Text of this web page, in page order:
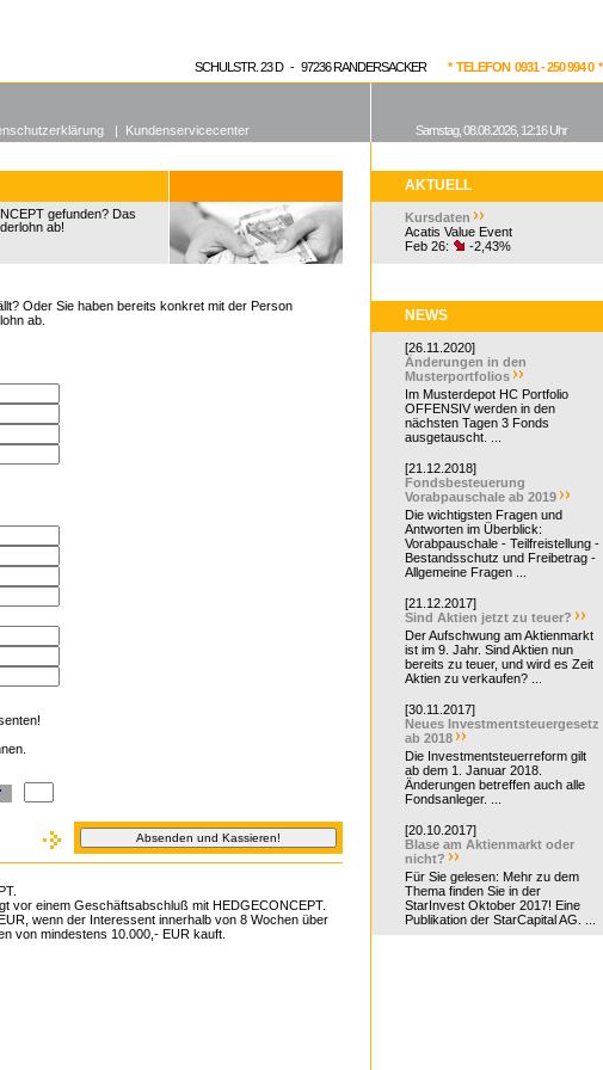
SCHULSTR. 23 D - 97236 RANDERSACKER * TELEFON 0931 - 250 994 0 *
gefunden? Das
ab!
Oder Sie haben bereits konkret mit der Person
ab.
vor einem Geschäftsabschluß mit HEDGECONCEPT.
wenn der Interessent innerhalb von 8 Wochen über
von mindestens 10.000,- EUR kauft.
AKTUELL
Kursdaten
Acatis Value Event
Feb 26:
-2,43%
NEWS
[26.11.2020]
Änderungen in den
Musterportfolios
Im Musterdepot HC Portfolio
OFFENSIV werden in den
nächsten Tagen 3 Fonds
ausgetauscht. ...
[21.12.2018]
Fondsbesteuerung
Vorabpauschale ab 2019
Die wichtigsten Fragen und
Antworten im Überblick:
Vorabpauschale - Teilfreistellung -
Bestandsschutz und Freibetrag -
Allgemeine Fragen ...
[21.12.2017]
Sind Aktien jetzt zu teuer?
Der Aufschwung am Aktienmarkt
ist im 9. Jahr. Sind Aktien nun
bereits zu teuer, und wird es Zeit
Aktien zu verkaufen? ...
[30.11.2017]
Neues Investmentsteuergesetz
ab 2018
Die Investmentsteuerreform gilt
ab dem 1. Januar 2018.
Änderungen betreffen auch alle
Fondsanleger. ...
[20.10.2017]
Blase am Aktienmarkt oder
nicht?
Für Sie gelesen: Mehr zu dem
Thema finden Sie in der
StarInvest Oktober 2017! Eine
Publikation der StarCapital AG. ...
| Kundenservicecenter Samstag, 08.08.2026, 12:16 Uhr